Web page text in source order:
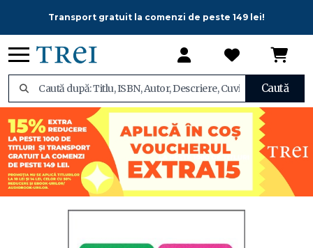
Transport gratuit la comenzi de peste 149 lei!
Caută